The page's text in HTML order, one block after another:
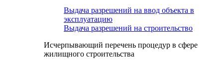
Выдача разрешений на ввод объекта в
эксплуатацию
Выдача разрешений на строительство
Исчерпывающий перечень процедур в сфере
жилищного строительства